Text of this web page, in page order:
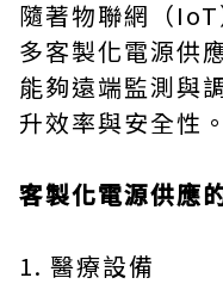
隨著物聯網（
多客製化電源供
能夠遠端監測與
升效率與安全性。
客製化電源供應
1. 醫療設備